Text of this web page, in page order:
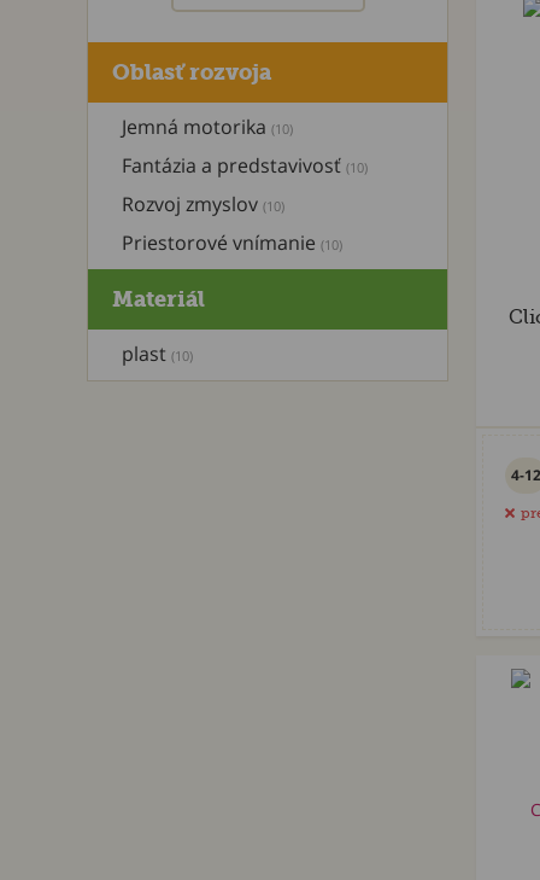
Oblasť rozvoja
Jemná motorika (10)
Fantázia a predstavivosť (10)
Rozvoj zmyslov (10)
Priestorové vnímanie (10)
Materiál
plast (10)
4-12